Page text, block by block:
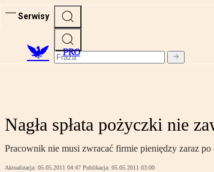
Serwisy
PRO
Nagła spłata pożyczki nie
Pracownik nie musi zwracać firmie pieniędzy zaraz
Aktualizacja: 05.05.2011 04:47 Publikacja: 05.05.2011 03:00